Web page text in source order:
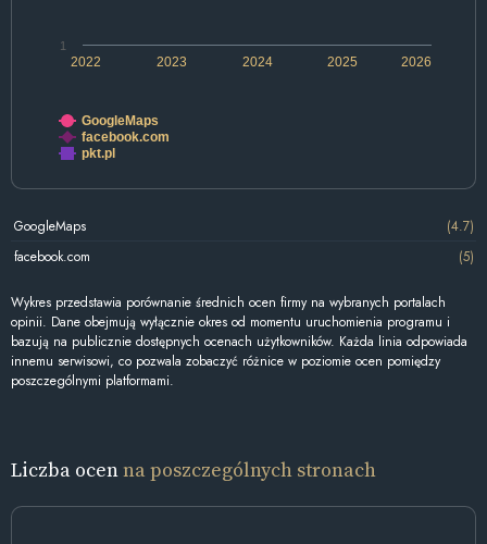
2022 2024 2026
2023 2025
1
GoogleMaps
facebook.com
pkt.pl
GoogleMaps
(4.7)
facebook.com
(5)
Wykres przedstawia porównanie średnich ocen firmy na wybranych portalach
opinii. Dane obejmują wyłącznie okres od momentu uruchomienia programu i
bazują na publicznie dostępnych ocenach użytkowników. Każda linia odpowiada
innemu serwisowi, co pozwala zobaczyć różnice w poziomie ocen pomiędzy
poszczególnymi platformami.
Liczba ocenna poszczególnych stronach